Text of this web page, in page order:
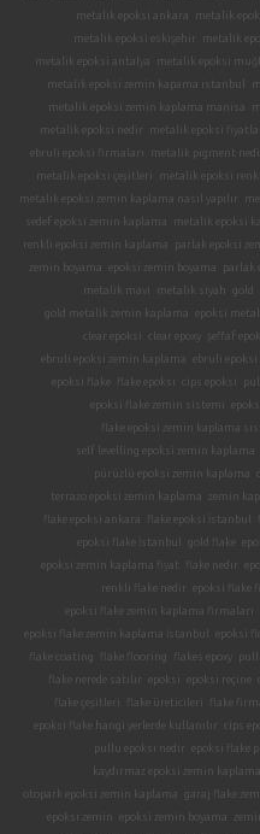
metalik epoksi ankara
metalik
metalik epoksi eskişehir
metalik
metalik epoksi antalya
metalik epoksi
metalik epoksi zemin kapama istanbul
metalik epoksi zemin kaplama manisa
metalik epoksi nedir
metalik epoksi
ebruli epoksi firmaları
metalik pigment
metalik epoksi çeşitleri
metalik epoksi
metalik epoksi zemin kaplama nasıl yapılır
sedef epoksi zemin kaplama
metalik epoksi
renkli epoksi zemin kaplama
parlak epoksi
zemin boyama epoksi zemin boyama parlak
metalik mavi
metalik siyah gold
gold metalik zemin kaplama epoksi
clear epoksi clear epoxy şeffaf
ebruli epoksi zemin kaplama ebruli epoksi
epoksi flake
flake epoksi cips epoksi
epoksi flake zemin sistemi
flake epoksi zemin kaplama
self levelling epoksi zemin kaplama
pürüzlü epoksi zemin kaplama
terrazo epoksi zemin kaplama
zemin
flake epoksi ankara
flake epoksi İstanbul
epoksi flake İstanbul
gold flake
epoksi zemin kaplama fiyat
flake nedir
renkli flake nedir
epoksi flake
epoksi flake zemin kaplama firmaları
epoksi flake zemin kaplama İstanbul
epoksi
flake coating
flake flooring flakes epoxy
flake nerede satılır
epoksi epoksi reçine
flake çeşitleri
flake üreticileri flake
epoksi flake hangi yerlerde kullanılır
cips
pullu epoksi nedir
epoksi flake
kaydırmaz epoksi zemin kaplama
otopark epoksi zemin kaplama garaj flake
epoksi zemin epoksi zemin boyama